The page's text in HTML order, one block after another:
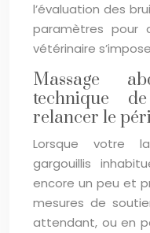
l’évaluation des
paramètres pour
vétérinaire
Massage
technique
relancer le
Lorsque votre
gargouillis
encore un peu et
mesures de
attendant, ou en